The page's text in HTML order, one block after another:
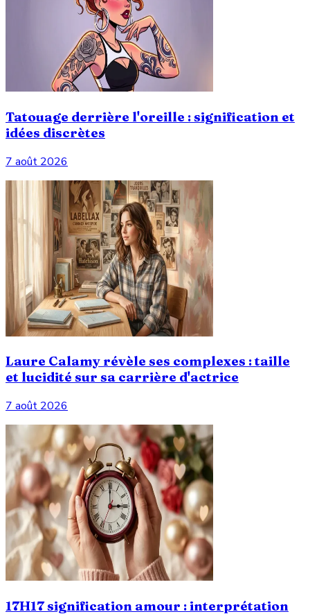
Tatouage derrière l'oreille : signification et
idées discrètes
7 août 2026
Laure Calamy révèle ses complexes : taille
et lucidité sur sa carrière d'actrice
7 août 2026
17H17 signification amour : interprétation